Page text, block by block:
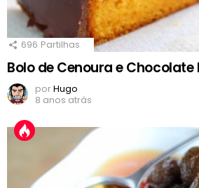
696 Partilhas
Bolo de Cenoura e Chocolate
porHugo
8 anos atrás